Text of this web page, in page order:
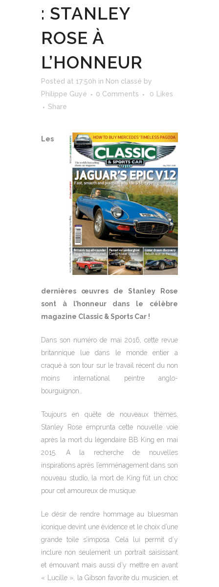
: STANLEY
ROSE À
L’HONNEUR
Posted at 17:50h in Non classé by
Philippe Guyé
0 Comments 0
Likes
Share
Les
dernières œuvres de Stanley Rose
sont à l’honneur dans le célèbre
magazine Classic & Sports Car !
Dans son numéro de mai 2016, cette revue
britannique lue dans le monde entier a
craqué à son tour sur le travail récent du non
moins international peintre anglo-
bourguignon…
Toujours en quête de nouveaux thèmes,
Stanley Rose emprunta cette nouvelle voie
après la mort du légendaire BB King en mai
2015. A la recherche de nouvelles
inspirations après l’emménagement dans son
nouveau studio, la mort de King fût un choc
pour cet amoureux de musique.
Le désir de rendre hommage au bluesman
iconique devint une évidence et le choix d’une
grande toile s’imposa. Cela lui permit d’y
inclure non seulement un portrait saisissant
et émouvant mais aussi d’y mettre en avant
« Lucille », la Gibson favorite du musicien, et